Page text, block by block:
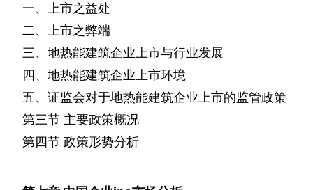
一、上市之益处
二、上市之弊端
三、地热能建筑企业上市与行业发展
四、地热能建筑企业上市环境
五、证监会对于地热能建筑企业上市的监管政策
第三节 主要政策概况
第四节 政策形势分析